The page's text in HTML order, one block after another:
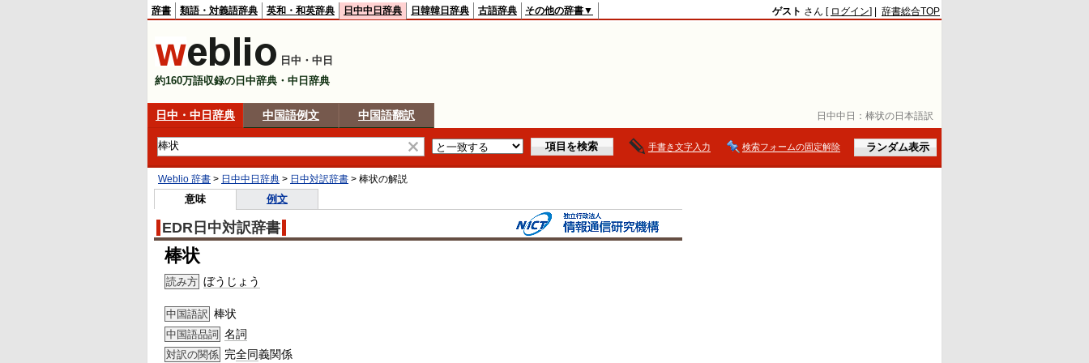
日中中日： 棒状の日本語訳
辞書 類語・対義語辞典 英和・和英辞典 日中中日辞典 日韓韓日辞典 古語辞典 その他の辞書▼ ゲスト さん [ ログイン] | 辞書総合TOP
日中・中日
約160万語収録の日中辞典・中日辞典
日中・中日辞典 中国語例文 中国語翻訳
手書き文字入力 検索フォームの固定解除
Weblio 辞書 > 日中中日辞典 > 日中対訳辞書 > 棒状の解説
意味 例文
EDR日中対訳辞書
棒状
読み方 ぼうじょう
中国語訳 棒状
中国語品詞 名詞
対訳の関係 完全同義関係